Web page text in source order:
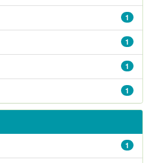
1
1
1
1
1